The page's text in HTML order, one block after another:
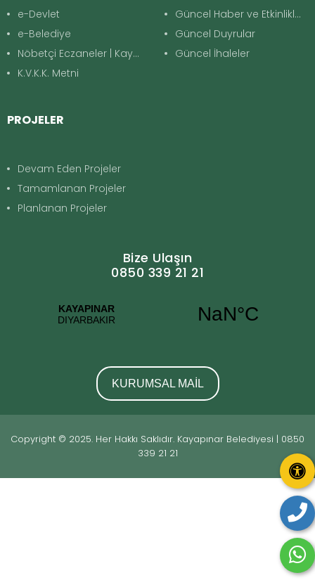
e-Devlet
e-Belediye
Nöbetçi Eczaneler | Kayapınar
K.V.K.K. Metni
Güncel Haber ve Etkinlikler
Güncel Duyrular
Güncel İhaleler
PROJELER
Devam Eden Projeler
Tamamlanan Projeler
Planlanan Projeler
Bize Ulaşın
0850 339 21 21
KURUMSAL MAİL
Copyright © 2025. Her Hakkı Saklıdır. Kayapınar Belediyesi | 0850
339 21 21